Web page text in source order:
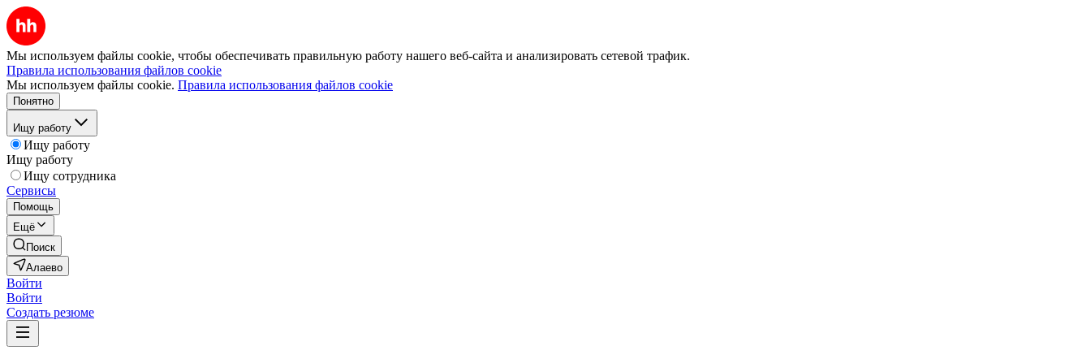
Мы используем файлы cookie, чтобы обеспечивать правильную работу нашего веб-сайта и анализировать сетевой трафик.
Правила использования файлов cookie
Мы используем файлы cookie. Правила использования файлов cookie
Понятно
Ищу работу
Ищу работу
Ищу работу
Ищу сотрудника
Сервисы
Помощь
Ещё
Поиск
Алаево
Войти
Войти
Создать резюме